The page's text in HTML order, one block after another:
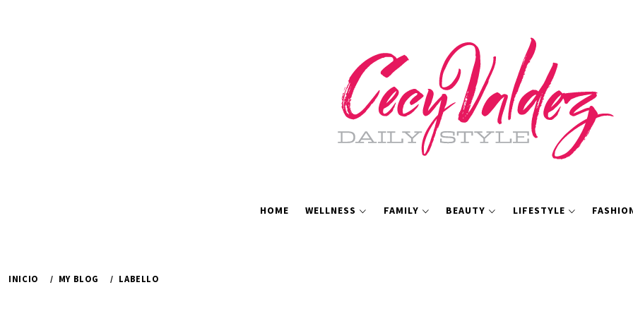
HOME WELLNESS FAMILY BEAUTY LIFESTYLE
INICIO MY BLOG LABELLO